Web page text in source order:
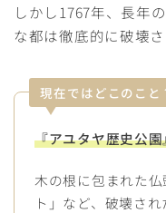
しかし1767年、長年
な都は徹底的に破壊
現在ではどこのこと
『アユタヤ歴史公園
木の根に包まれた
ト」など、破壊さ